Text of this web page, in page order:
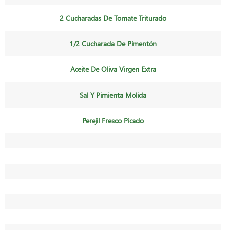
2 Cucharadas De Tomate Triturado
1/2 Cucharada De Pimentón
Aceite De Oliva Virgen Extra
Sal Y Pimienta Molida
Perejil Fresco Picado